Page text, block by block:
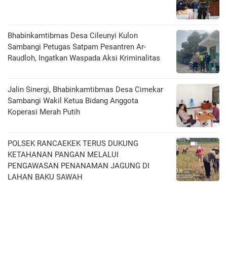
Bhabinkamtibmas Desa Cileunyi Kulon
Sambangi Petugas Satpam Pesantren Ar-
Raudloh, Ingatkan Waspada Aksi Kriminalitas
Jalin Sinergi, Bhabinkamtibmas Desa Cimekar
Sambangi Wakil Ketua Bidang Anggota
Koperasi Merah Putih
POLSEK RANCAEKEK TERUS DUKUNG
KETAHANAN PANGAN MELALUI
PENGAWASAN PENANAMAN JAGUNG DI
LAHAN BAKU SAWAH